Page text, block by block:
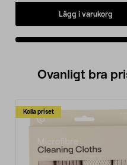
Lägg i varukorg
Ovanligt bra
Kolla priset